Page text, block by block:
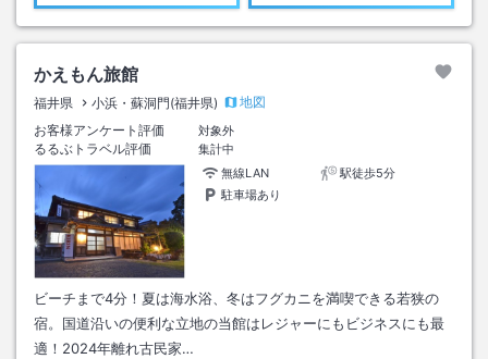
かえもん旅館
福井県 小浜・蘇洞門(福井県)
地図
お客様アンケート評価
対象外
るるぶトラベル評価
集計中
無線LAN
駅徒歩5分
駐車場あり
ビーチまで4分！夏は海水浴、冬はフグカニを満喫できる若狭の
宿。国道沿いの便利な立地の当館はレジャーにもビジネスにも最
適！2024年離れ古民家…